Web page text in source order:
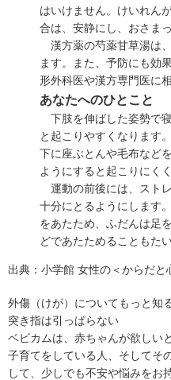
はいけません。けいれん
合は、安静にし、おさま
漢方薬の芍薬甘草湯は
ます。また、予防にも効
形外科医や漢方専門医に相
あなたへのひとこと
下肢を伸ばした姿勢で
と起こりやすくなります
下に座ぶとんや毛布など
ようにすると起こりにく
運動の前後には、スト
十分にとるようにします
をあたため、ふだんは足
どであたためることもた
出典： 小学館 女性の＜からだと
外傷（けが）についてもっと知
突き指は引っぱらない
ベビカムは、赤ちゃんが欲しい
子育てをしている人、そしてそ
して、少しでも不安や悩みをお